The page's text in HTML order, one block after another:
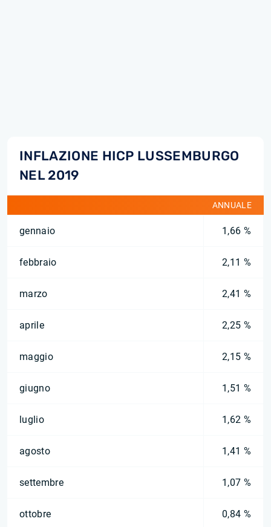
INFLAZIONE HICP LUSSEMBURGO
NEL 2019
ANNUALE
gennaio 1,66 %
febbraio 2,11 %
marzo 2,41 %
aprile 2,25 %
maggio 2,15 %
giugno 1,51 %
luglio 1,62 %
agosto 1,41 %
settembre 1,07 %
ottobre 0,84 %